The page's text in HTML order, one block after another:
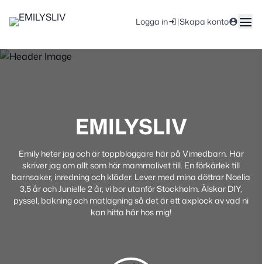
Logga in |Skapa konto
EMILYSLIV
Emily heter jag och är toppbloggare här på Vimedbarn. Här
skriver jag om allt som hör mammalivet till. En förkärlek till
barnsaker, inredning och kläder. Lever med mina döttrar Noelia
3,5 år och Junielle 2 år, vi bor utanför Stockholm. Älskar DIY,
pyssel, bakning och matlagning så det är ett axplock av vad ni
kan hitta här hos mig!